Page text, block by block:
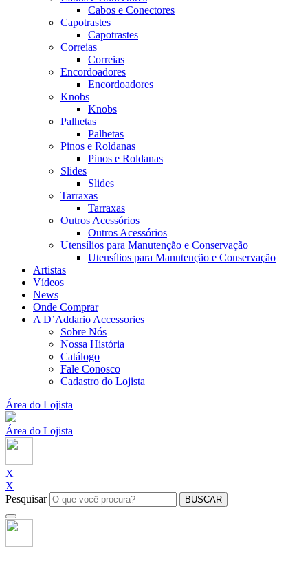
Cabos e Conectores
Capotrastes
Capotrastes
Correias
Correias
Encordoadores
Encordoadores
Knobs
Knobs
Palhetas
Palhetas
Pinos e Roldanas
Pinos e Roldanas
Slides
Slides
Tarraxas
Tarraxas
Outros Acessórios
Outros Acessórios
Utensílios para Manutenção e Conservação
Utensílios para Manutenção e Conservação
Artistas
Vídeos
News
Onde Comprar
A D’Addario Accessories
Sobre Nós
Nossa História
Catálogo
Fale Conosco
Cadastro do Lojista
Área do Lojista
Área do Lojista
X
X
Pesquisar
BUSCAR